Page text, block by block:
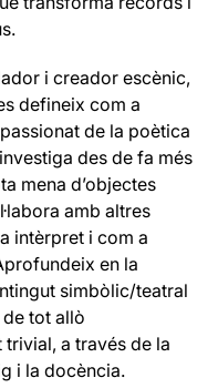
i creador escènic,
defineix com a
de la poètica
des de fa més
mena d’objectes
amb altres
intèrpret i com a
en la
simbòlic/teatral
tot allò
trivial, a través de la
i la docència.